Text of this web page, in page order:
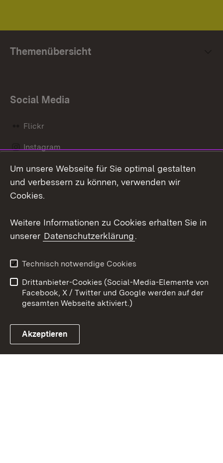
Themenübersicht
Social Media
Flickr
Instagram
Social Wall
Link zum Landesportal
Barrierefreiheit
Benutzungshinweise
Impressum
Cookies
Um unsere Webseite für Sie optimal gestalten
und verbessern zu können, verwenden wir
Cookies.
Weitere Informationen zu Cookies erhalten Sie in
unserer Datenschutzerklärung.
Technisch notwendige Cookies
Drittanbieter-Cookies (Social-Media-Elemente von
Facebook, X / Twitter und Google werden auf der
gesamten Webseite aktiviert.)
Akzeptieren